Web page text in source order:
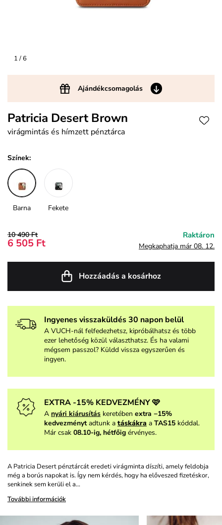
1/ 6
Ajándékcsomagolás
Patricia Desert Brown
virágmintás és hímzett pénztárca
Színek:
Barna Fekete
10 490 Ft
6 505 Ft
Raktáron
Megkaphatja már 08. 12.
Hozzáadás a kosárhoz
Ingyenes visszaküldés 30 napon belül
A VUCH-nál felfedezhetsz, kipróbálhatsz és több
ezer lehetőség közül választhatsz. És ha valami
mégsem passzol? Küldd vissza egyszerűen és
ingyen.
EXTRA -15% KEDVEZMÉNY 🩷
A nyári kiárusítás keretében extra −15%
kedvezménytadtunk a táskákra a TAS15 kóddal.
Már csak 08.10-ig, hétfőig érvényes.
A Patricia Desert pénztárcát eredeti virágminta díszíti, amely feldobja
még a borús napokat is. Így nem kérdés, hogy ha előveszed fizetéskor,
senkinek sem kerüli el a…
További információk